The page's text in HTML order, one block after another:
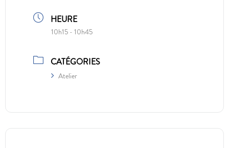
HEURE
10h15 - 10h45
CATÉGORIES
Atelier